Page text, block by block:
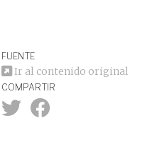
FUENTE
Ir al contenido original
COMPARTIR